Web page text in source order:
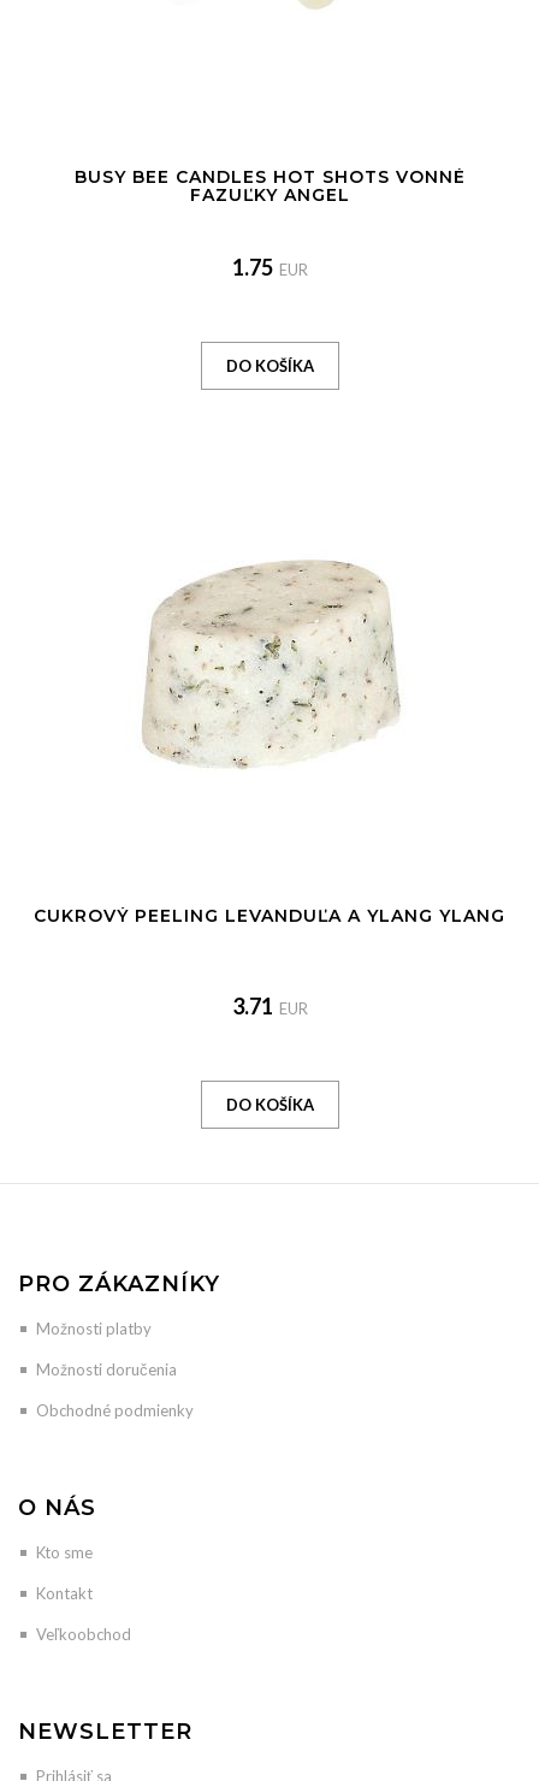
BUSY BEE CANDLES HOT SHOTS VONNÉ
FAZUĽKY ANGEL
1.75 EUR
CUKROVÝ PEELING LEVANDUĽA A YLANG YLANG
3.71 EUR
PRO ZÁKAZNÍKY
Možnosti platby
Možnosti doručenia
Obchodné podmienky
O NÁS
Kto sme
Kontakt
Veľkoobchod
NEWSLETTER
Prihlásiť sa